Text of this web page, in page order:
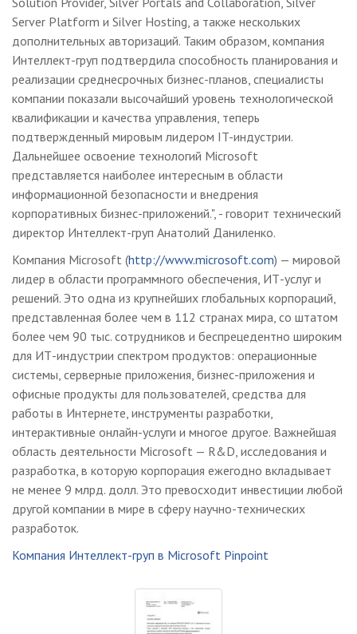
Server Platform и Silver Hosting, а также нескольких
дополнительных авторизаций. Таким образом, компания
Интеллект-груп подтвердила способность планирования и
реализации среднесрочных бизнес-планов, специалисты
компании показали высочайший уровень технологической
квалификации и качества управления, теперь
подтвержденный мировым лидером IT-индустрии.
Дальнейшее освоение технологий Microsoft
представляется наиболее интересным в области
информационной безопасности и внедрения
корпоративных бизнес-приложений.", - говорит технический
директор Интеллект-груп Анатолий Даниленко.
Компания Microsoft (http://www.microsoft.com) — мировой
лидер в области программного обеспечения, ИТ-услуг и
решений. Это одна из крупнейших глобальных корпораций,
представленная более чем в 112 странах мира, со штатом
более чем 90 тыс. сотрудников и беспрецедентно широким
для ИТ-индустрии спектром продуктов: операционные
системы, серверные приложения, бизнес-приложения и
офисные продукты для пользователей, средства для
работы в Интернете, инструменты разработки,
интерактивные онлайн-услуги и многое другое. Важнейшая
область деятельности Microsoft — R&D, исследования и
разработка, в которую корпорация ежегодно вкладывает
не менее 9 млрд. долл. Это превосходит инвестиции любой
другой компании в мире в сферу научно-технических
разработок.
Компания Интеллект-груп в Microsoft Pinpoint